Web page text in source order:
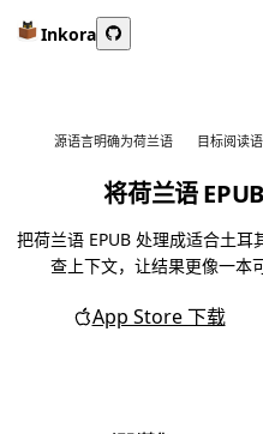
Inkora
源语言明确为荷兰语 目标阅读
将荷兰语
把荷兰语 EPUB 处理成适合土
查上下文，让结果更像一本
App Store 下载